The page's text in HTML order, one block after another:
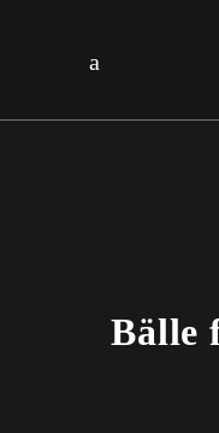
Bälle